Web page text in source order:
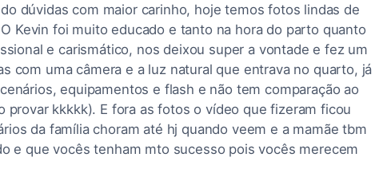
dúvidas com maior carinho, hoje temos fotos lindas de
Kevin foi muito educado e tanto na hora do parto quanto
e carismático, nos deixou super a vontade e fez um
com uma câmera e a luz natural que entrava no quarto, já
equipamentos e flash e não tem comparação ao
provar kkkkk). E fora as fotos o vídeo que fizeram ficou
da família choram até hj quando veem e a mamãe tbm
e que vocês tenham mto sucesso pois vocês merecem